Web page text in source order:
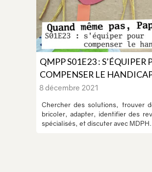
QMPP S01E23 : S’ÉQUIPER
COMPENSER LE
8 décembre 2021
Chercher des solutions, trouver
bricoler, adapter, identifier des
spécialisés, et discuter avec MDPH.